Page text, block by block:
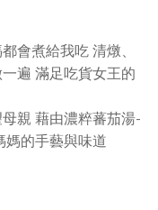
會煮給我吃 清燉、
遍 滿足吃貨女王的
親 藉由濃粹蕃茄湯-
媽的手藝與味道